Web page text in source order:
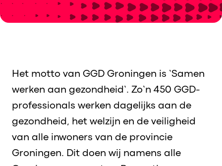
Het motto van GGD Groningen is ‘Samen
werken aan gezondheid’. Zo’n 450 GGD-
professionals werken dagelijks aan de
gezondheid, het welzijn en de veiligheid
van alle inwoners van de provincie
Groningen. Dit doen wij namens alle